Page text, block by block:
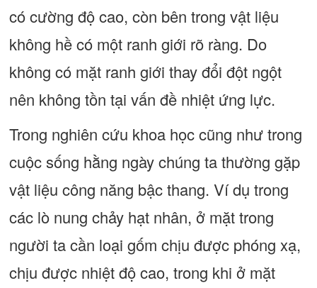
có cường độ cao, còn bên trong vật liệu
không hề có một ranh giới rõ ràng. Do
không có mặt ranh giới thay đổi đột ngột
nên không tồn tại vấn đề nhiệt ứng lực.
Trong nghiên cứu khoa học cũng như trong
cuộc sống hằng ngày chúng ta thường gặp
vật liệu công năng bậc thang. Ví dụ trong
các lò nung chảy hạt nhân, ở mặt trong
người ta cần loại gốm chịu được phóng xạ,
chịu được nhiệt độ cao, trong khi ở mặt